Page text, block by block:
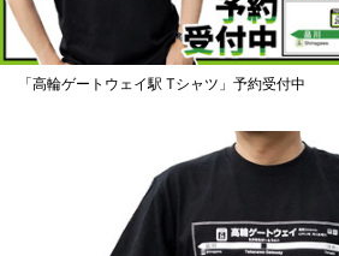
「高輪ゲートウェイ駅 Tシャツ」予約受付中